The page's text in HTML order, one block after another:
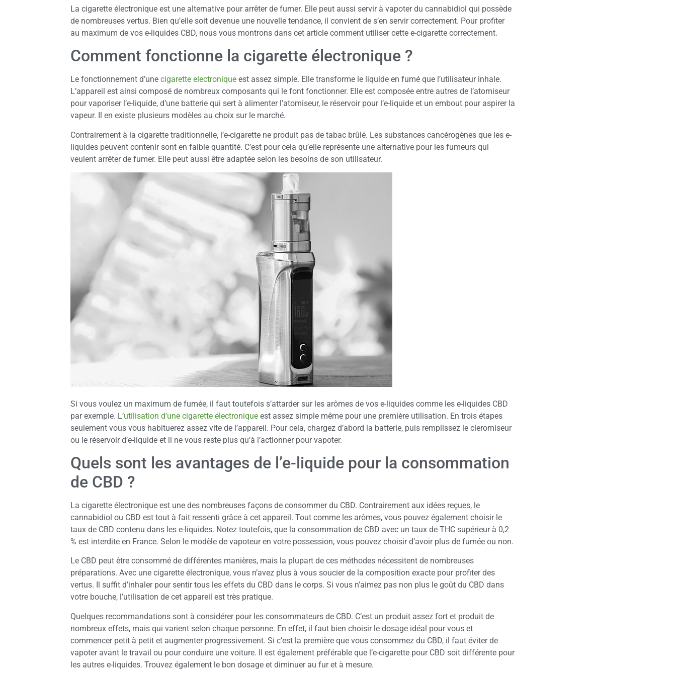
La cigarette électronique est une alternative pour arrêter de fumer. Elle peut aussi servir à vapoter du cannabidiol qui possède
de nombreuses vertus. Bien qu’elle soit devenue une nouvelle tendance, il convient de s’en servir correctement. Pour profiter
au maximum de vos e-liquides CBD, nous vous montrons dans cet article comment utiliser cette e-cigarette correctement.
Comment fonctionne la cigarette électronique ?
Le fonctionnement d’une cigarette electronique est assez simple. Elle transforme le liquide en fumé que l’utilisateur inhale.
L’appareil est ainsi composé de nombreux composants qui le font fonctionner. Elle est composée entre autres de l’atomiseur
pour vaporiser l’e-liquide, d’une batterie qui sert à alimenter l’atomiseur, le réservoir pour l’e-liquide et un embout pour aspirer la
vapeur. Il en existe plusieurs modèles au choix sur le marché.
Contrairement à la cigarette traditionnelle, l’e-cigarette ne produit pas de tabac brûlé. Les substances cancérogènes que les e-
liquides peuvent contenir sont en faible quantité. C’est pour cela qu’elle représente une alternative pour les fumeurs qui
veulent arrêter de fumer. Elle peut aussi être adaptée selon les besoins de son utilisateur.
Si vous voulez un maximum de fumée, il faut toutefois s’attarder sur les arômes de vos e-liquides comme les e-liquides CBD
par exemple. L’utilisation d’une cigarette électronique est assez simple même pour une première utilisation. En trois étapes
seulement vous vous habituerez assez vite de l’appareil. Pour cela, chargez d’abord la batterie, puis remplissez le cleromiseur
ou le réservoir d’e-liquide et il ne vous reste plus qu’à l’actionner pour vapoter.
Quels sont les avantages de l’e-liquide pour la consommation
de CBD ?
La cigarette électronique est une des nombreuses façons de consommer du CBD. Contrairement aux idées reçues, le
cannabidiol ou CBD est tout à fait ressenti grâce à cet appareil. Tout comme les arômes, vous pouvez également choisir le
taux de CBD contenu dans les e-liquides. Notez toutefois, que la consommation de CBD avec un taux de THC supérieur à 0,2
% est interdite en France. Selon le modèle de vapoteur en votre possession, vous pouvez choisir d’avoir plus de fumée ou non.
Le CBD peut être consommé de différentes manières, mais la plupart de ces méthodes nécessitent de nombreuses
préparations. Avec une cigarette électronique, vous n’avez plus à vous soucier de la composition exacte pour profiter des
vertus. Il suffit d’inhaler pour sentir tous les effets du CBD dans le corps. Si vous n’aimez pas non plus le goût du CBD dans
votre bouche, l’utilisation de cet appareil est très pratique.
Quelques recommandations sont à considérer pour les consommateurs de CBD. C’est un produit assez fort et produit de
nombreux effets, mais qui varient selon chaque personne. En effet, il faut bien choisir le dosage idéal pour vous et
commencer petit à petit et augmenter progressivement. Si c’est la première que vous consommez du CBD, il faut éviter de
vapoter avant le travail ou pour conduire une voiture. Il est également préférable que l’e-cigarette pour CBD soit différente pour
les autres e-liquides. Trouvez également le bon dosage et diminuer au fur et à mesure.